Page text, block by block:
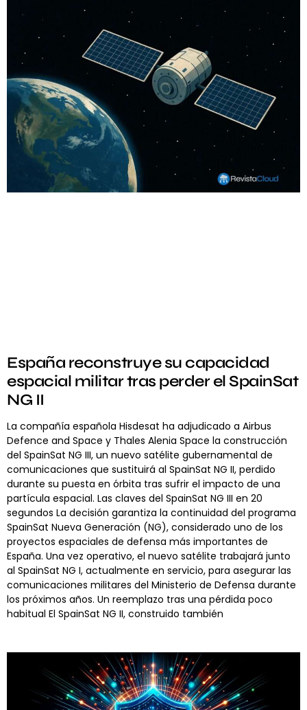
España reconstruye su capacidad
espacial militar tras perder el SpainSat
NG II
La compañía española Hisdesat ha adjudicado a Airbus
Defence and Space y Thales Alenia Space la construcción
del SpainSat NG III, un nuevo satélite gubernamental de
comunicaciones que sustituirá al SpainSat NG II, perdido
durante su puesta en órbita tras sufrir el impacto de una
partícula espacial. Las claves del SpainSat NG III en 20
segundos La decisión garantiza la continuidad del programa
SpainSat Nueva Generación (NG), considerado uno de los
proyectos espaciales de defensa más importantes de
España. Una vez operativo, el nuevo satélite trabajará junto
al SpainSat NG I, actualmente en servicio, para asegurar las
comunicaciones militares del Ministerio de Defensa durante
los próximos años. Un reemplazo tras una pérdida poco
habitual El SpainSat NG II, construido también